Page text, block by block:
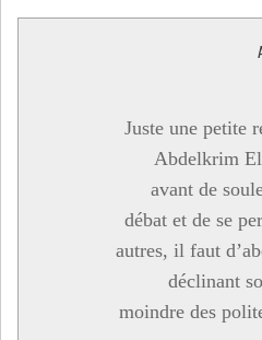
Juste une petite
Abdelkrim
avant de
débat et de se
autres, il faut
déclinant
moindre des